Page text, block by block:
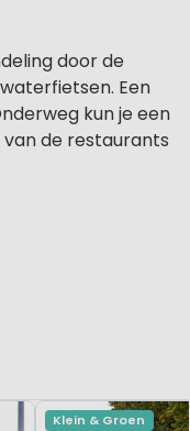
door de
Een
kun je een
van de restaurants
Klein & Groen